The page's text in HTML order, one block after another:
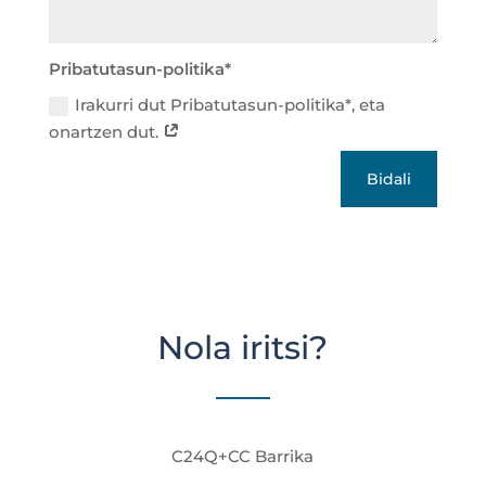
Pribatutasun-politika*
Irakurri dut Pribatutasun-politika*, eta
onartzen dut.
Bidali
Nola iritsi?
C24Q+CC Barrika